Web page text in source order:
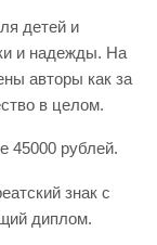
детей и
и надежды. На
авторы как за
в целом.
45000 рублей.
знак с
диплом.